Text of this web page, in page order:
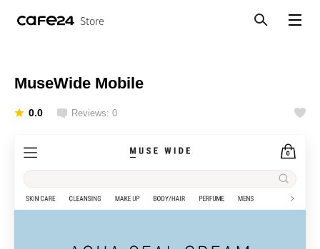
Store
MuseWide Mobile
0.0 Reviews: 0